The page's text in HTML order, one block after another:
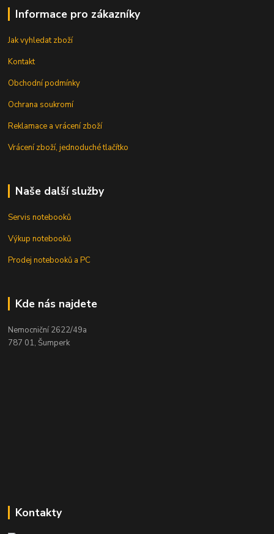
Informace pro zákazníky
Jak vyhledat zboží
Kontakt
Obchodní podmínky
Ochrana soukromí
Reklamace a vrácení zboží
Vrácení zboží, jednoduché tlačítko
Naše další služby
Servis notebooků
Výkup notebooků
Prodej notebooků a PC
Kde nás najdete
Nemocniční 2622/49a
787 01, Šumperk
Kontakty